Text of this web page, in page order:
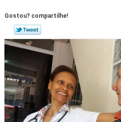
Gostou? compartilhe!